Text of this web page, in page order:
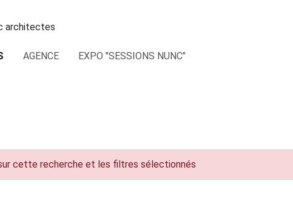
AGENCE EXPO "SESSIONS NUNC"
cette recherche et les filtres sélectionnés